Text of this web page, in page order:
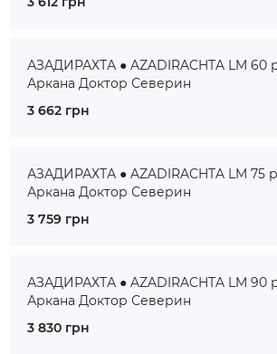
АЗАДИРАХТА ● AZADIRACHTA LM 60
Аркана Доктор Северин
3 662 грн
АЗАДИРАХТА ● AZADIRACHTA LM 75
Аркана Доктор Северин
3 759 грн
АЗАДИРАХТА ● AZADIRACHTA LM 90
Аркана Доктор Северин
3 830 грн